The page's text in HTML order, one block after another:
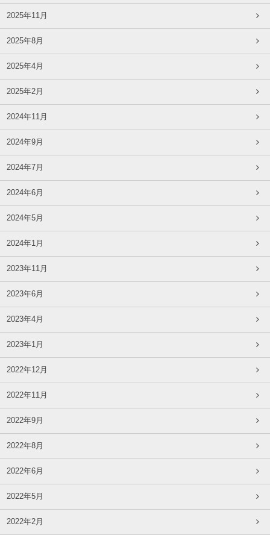
2025年11月
2025年8月
2025年4月
2025年2月
2024年11月
2024年9月
2024年7月
2024年6月
2024年5月
2024年1月
2023年11月
2023年6月
2023年4月
2023年1月
2022年12月
2022年11月
2022年9月
2022年8月
2022年6月
2022年5月
2022年2月